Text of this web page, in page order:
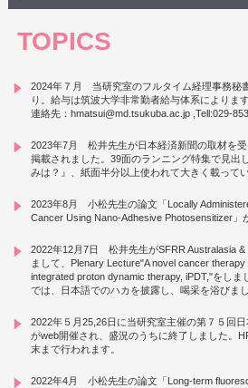
TOPICS
2024年７月 当研究室のフルタイム経理事務秘
り。給与は筑波大学非常勤者給与体系によります
連絡先：hmatsui@md.tsukuba.ac.jp ,Tell:029-
2023年7月 松井先生が日本経済新聞の取材を
掲載されました。39面のランニング特集で見出
みは？』、紙面半分以上使われて大きく載ってい
2023年8月 小松先生の論文「Locally
Cancer Using Nano-Adhesive Photosensitizer」
2022年12月7日 松井先生がSFRR Australasia &
まして、Plenary Lecture"A novel cancer
integrated proton dynamic therapy, iPDT,"をし
では、日本語でのハカを披露し、喝采を浴びまし
2022年５月25,26日に当研究室主催の第７５回
がweb開催され、盛況のうちに終了しました。
末まで行われます。
2022年4月 小松先生の論文「Long-term